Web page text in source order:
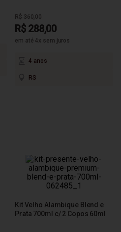
R$ 360,00
R$ 288,00
em até 4x sem juros
4 anos
RS
Kit Velho Alambique Blend e
Prata 700ml c/ 2 Copos 60ml